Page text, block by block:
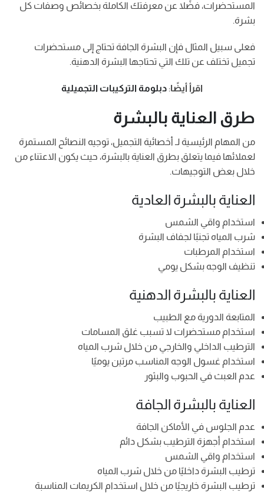
المستحضرات، فضًلا عن معرفتك الكاملة بخصائص وصفات كل
بشرة.
فعلى سبيل المثال فإن البشرة الجافة تحتاج إلى مستحضرات
تجميل تختلف عن تلك التي تحتاجها البشرة الدهنية.
اقرأ أيضًا: دبلومة التركيبات التجميلية
طرق العناية بالبشرة
من المهام الرئيسية لـ أخصائية التجميل، توجيه النصائح المستمرة
لعملائها فيما يتعلق بطرق العناية بالبشرة، حيث يكون الاعتناء من
خلال بعض التوجيهات.
العناية بالبشرة العادية
استخدام واقي الشمس
شرب المياه تجنبًا لجفاف البشرة
استخدام المرطبات
تنظيف الوجه بشكل يومي
العناية بالبشرة الدهنية
المتابعة الدورية مع الطبيب
استخدام مستحضرات لا تسبب غلق المسامات
الترطيب الداخلي والخارجي من خلال شرب المياه
استخدام غسول الوجه المناسب مرتين يوميًا
عدم العبث في الحبوب والبثور
العناية بالبشرة الجافة
عدم الجلوس في الأماكن الجافة
استخدام أجهزة الترطيب بشكل دائم
استخدام واقي الشمس
ترطيب البشرة داخليًا من خلال شرب المياه
ترطيب البشرة خاريجيًا من خلال استخدام الكريمات المناسبة